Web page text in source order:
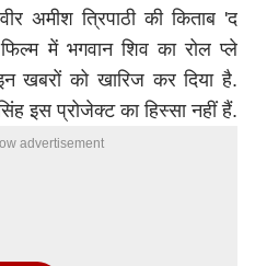
अमीश त्रिपाठी की किताब 'द
में भगवान शिव का रोल प्ले
खबरों को खारिज कर दिया है.
इस प्रोजेक्ट का हिस्सा नहीं हैं.
advertisement